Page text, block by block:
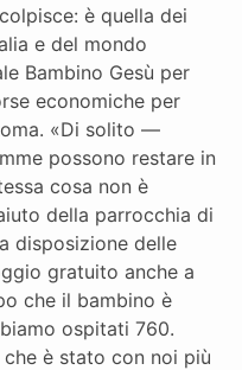
è quella dei
e del mondo
Bambino Gesù per
economiche per
«Di solito —
possono restare in
cosa non è
della parrocchia di
disposizione delle
gratuito anche a
che il bambino è
ospitati 760.
è stato con noi più